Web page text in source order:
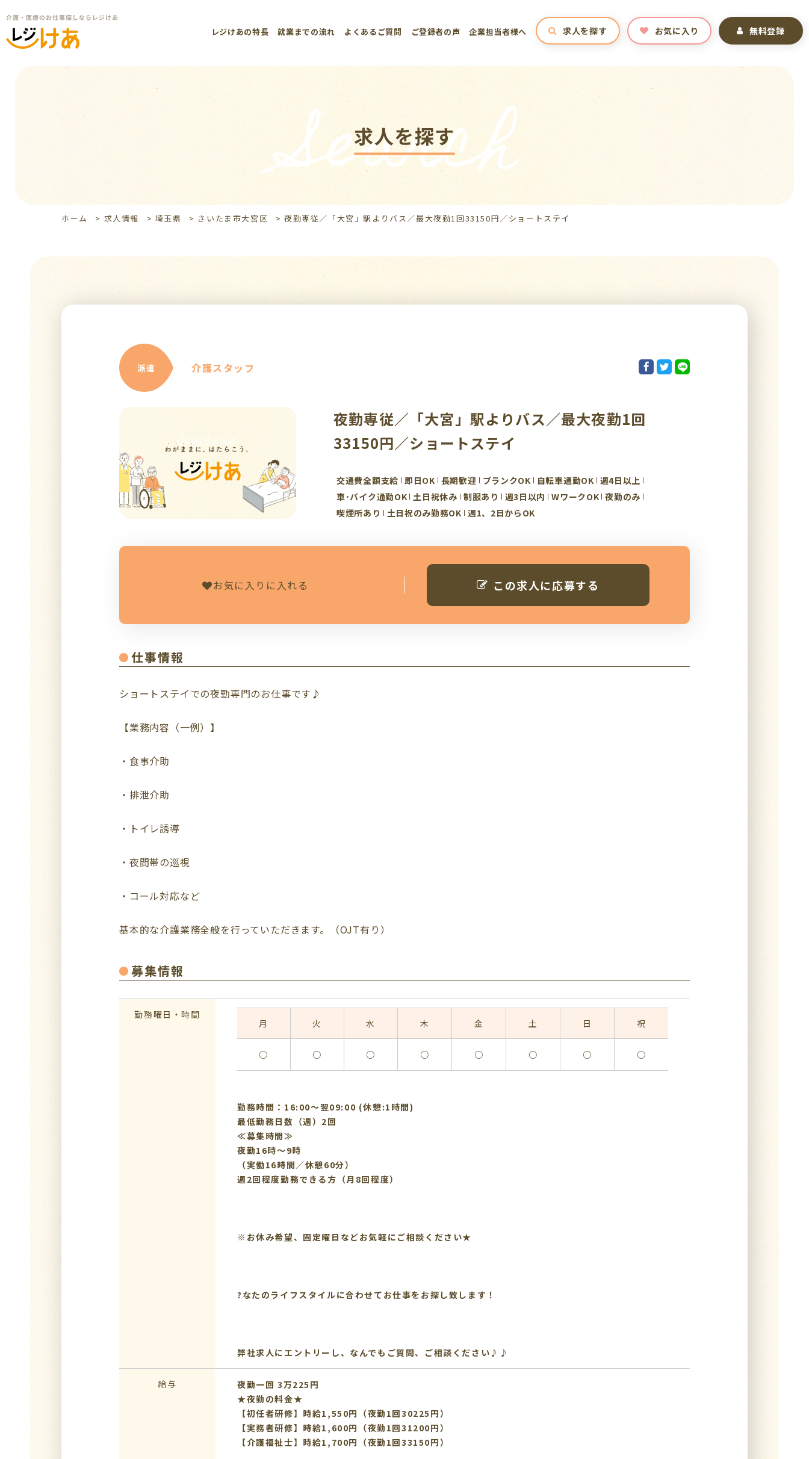
レジけあの特長 就業までの流れ よくあるご質問 ご登録者の声 企業担当者様へ 求人を探す お気に入り 無料登録
求人を探す
Search
ホーム > 求人情報 > 埼玉県 > さいたま市大宮区 >夜勤専従／「大宮」駅よりバス／最大夜勤1回33150円／ショートステイ
派遣 介護スタッフ
夜勤専従／「大宮」駅よりバス／最大夜勤1回
33150円／ショートステイ
交通費全額支給 即日OK 長期歓迎 ブランクOK 自転車通勤OK 週4日以上
車･バイク通勤OK 土日祝休み 制服あり 週3日以内 WワークOK 夜勤のみ
喫煙所あり
土日祝のみ勤務OK 週1、2日からOK
お気に入りに入れる この求人に応募する
仕事情報
ショートステイでの夜勤専門のお仕事です♪
【業務内容（一例）】
・食事介助
・排泄介助
・トイレ誘導
・夜間帯の巡視
・コール対応など
基本的な介護業務全般を行っていただきます。（OJT有り）
募集情報
勤務曜日・時間
月 火 水 木 金 土 日 祝
○ ○ ○ ○ ○ ○ ○ ○
勤務時間：16:00〜翌09:00 (休憩:1時間)
最低勤務日数（週）2回
≪募集時間≫
夜勤16時～9時
（実働16時間／休憩60分）
週2回程度勤務できる方（月8回程度）
※お休み希望、固定曜日などお気軽にご相談ください★
?なたのライフスタイルに合わせてお仕事をお探し致します！
弊社求人にエントリーし、なんでもご質問、ご相談ください♪♪
給与
夜勤一回 3万225円
★夜勤の料金★
【初任者研修】時給1,550円（夜勤1回30225円）
【実務者研修】時給1,600円（夜勤1回31200円）
【介護福祉士】時給1,700円（夜勤1回33150円）